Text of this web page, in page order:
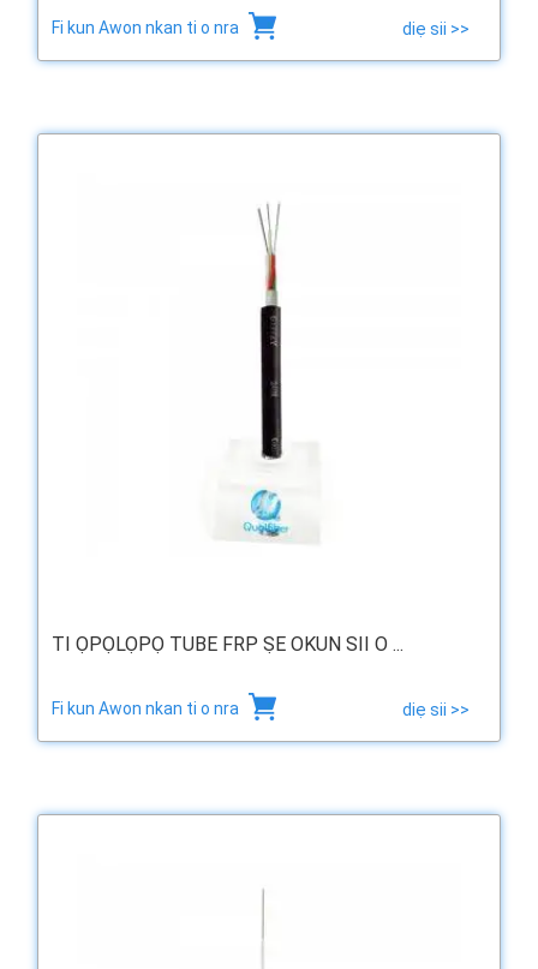
Fi kun Awon nkan ti o nra diẹ sii >>
TI ỌPỌLỌPỌ TUBE FRP ṢE OKUN SII O ...
Fi kun Awon nkan ti o nra diẹ sii >>